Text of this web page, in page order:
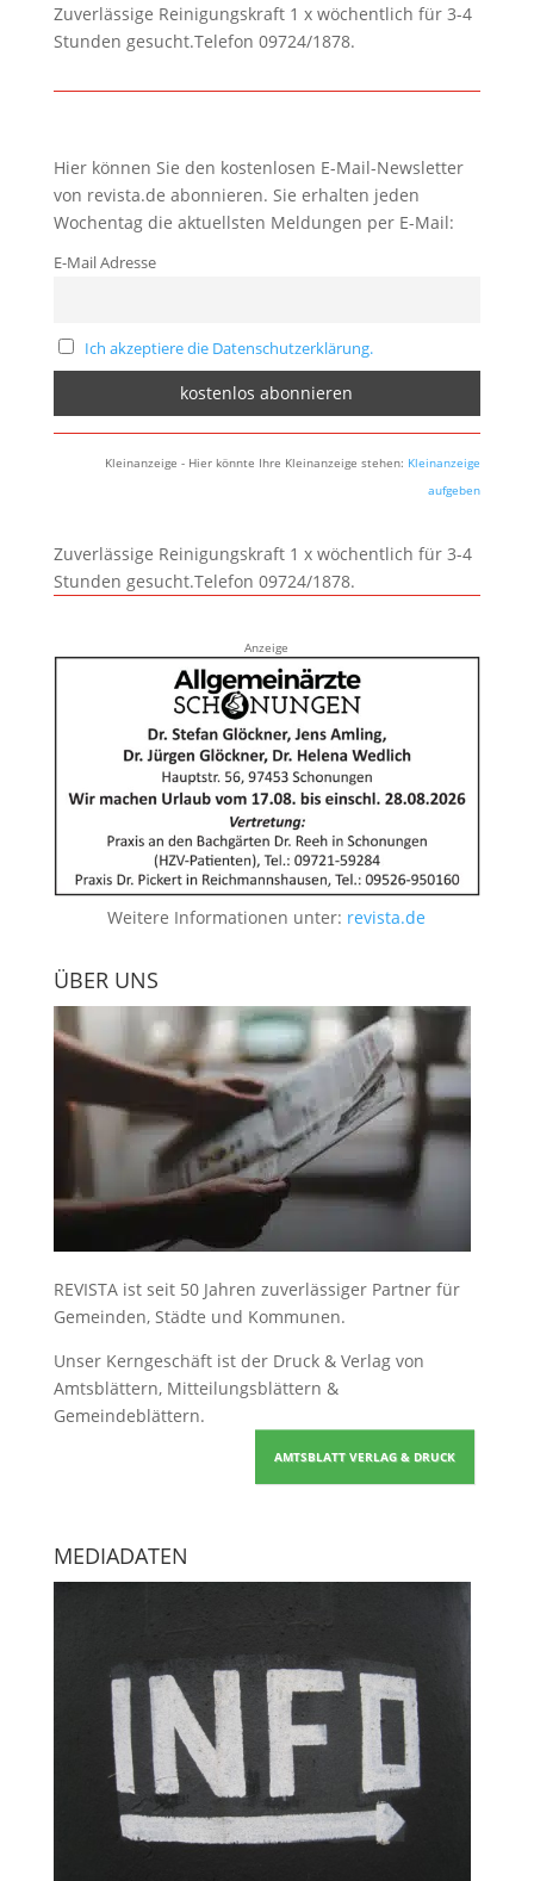
Zuverlässige Reinigungskraft 1 x wöchentlich für 3-4
Stunden gesucht.Telefon 09724/1878.
Hier können Sie den kostenlosen E-Mail-Newsletter
von revista.de abonnieren. Sie erhalten jeden
Wochentag die aktuellsten Meldungen per E-Mail:
E-Mail Adresse
Ich akzeptiere die Datenschutzerklärung.
Kleinanzeige - Hier könnte Ihre Kleinanzeige stehen: Kleinanzeige
aufgeben
Zuverlässige Reinigungskraft 1 x wöchentlich für 3-4
Stunden gesucht.Telefon 09724/1878.
Anzeige
Weitere Informationen unter: revista.de
ÜBER UNS
REVISTA ist seit 50 Jahren zuverlässiger Partner für
Gemeinden, Städte und Kommunen.
Unser Kerngeschäft ist der Druck & Verlag von
Amtsblättern, Mitteilungsblättern &
Gemeindeblättern.
AMTSBLATT VERLAG & DRUCK
MEDIADATEN